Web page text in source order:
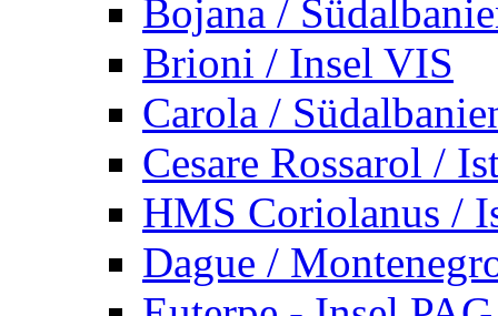
Bojana /
Brioni / Insel VIS
Carola /
Cesare Rossarol /
HMS Coriolanus /
Dague /